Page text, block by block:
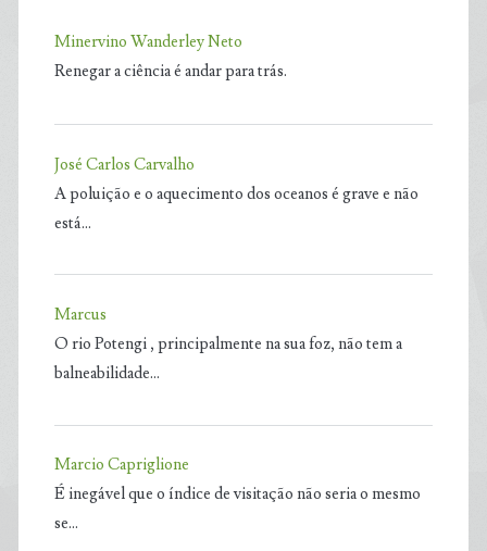
Minervino Wanderley Neto
Renegar a ciência é andar para trás.
José Carlos Carvalho
A poluição e o aquecimento dos oceanos é grave e não
está…
Marcus
O rio Potengi , principalmente na sua foz, não tem a
balneabilidade…
Marcio Capriglione
É inegável que o índice de visitação não seria o mesmo
se…